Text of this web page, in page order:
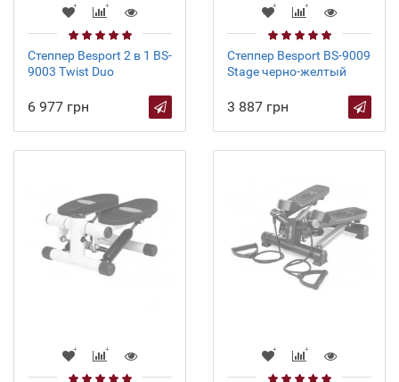
Степпер Besport 2 в 1 BS-
9003 Twist Duo
6 977 грн
Степпер Besport BS-9009
Stage черно-желтый
3 887 грн